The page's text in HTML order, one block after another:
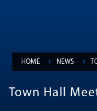
HOME NEWS
Town Hall